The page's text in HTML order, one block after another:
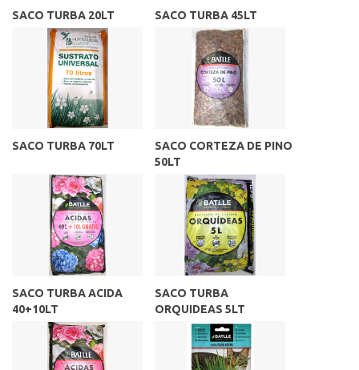
SACO TURBA 20LT SACO TURBA 45LT
SACO TURBA 70LT
SACO CORTEZA DE PINO
50LT
SACO TURBA ACIDA
40+10LT
SACO TURBA
ORQUIDEAS 5LT